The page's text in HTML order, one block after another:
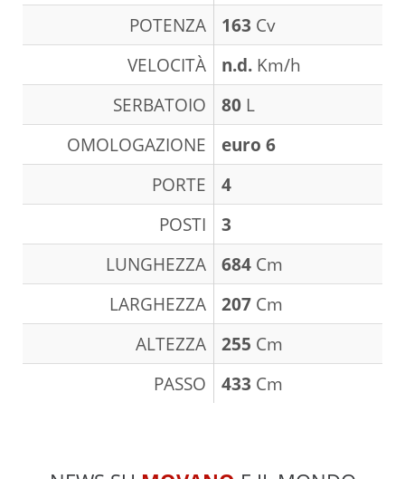
POTENZA
163 Cv
VELOCITÀ
n.d. Km/h
SERBATOIO
80 L
OMOLOGAZIONE
euro 6
PORTE
4
POSTI
3
LUNGHEZZA
684 Cm
LARGHEZZA
207 Cm
ALTEZZA
255 Cm
PASSO
433 Cm